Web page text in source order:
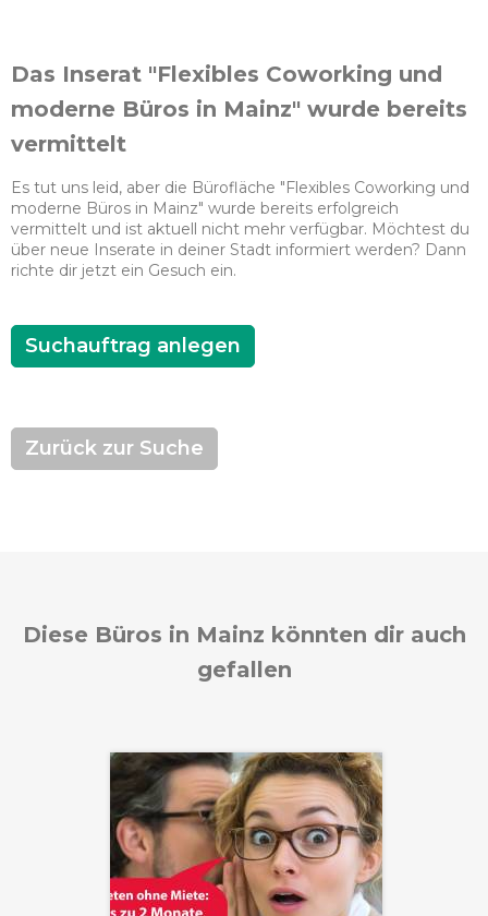
Das Inserat "Flexibles Coworking und
moderne Büros in Mainz" wurde bereits
vermittelt
Es tut uns leid, aber die Bürofläche "Flexibles Coworking und
moderne Büros in Mainz" wurde bereits erfolgreich
vermittelt und ist aktuell nicht mehr verfügbar. Möchtest du
über neue Inserate in deiner Stadt informiert werden? Dann
richte dir jetzt ein Gesuch ein.
Suchauftrag anlegen
Zurück zur Suche
Diese Büros in Mainz könnten dir auch
gefallen